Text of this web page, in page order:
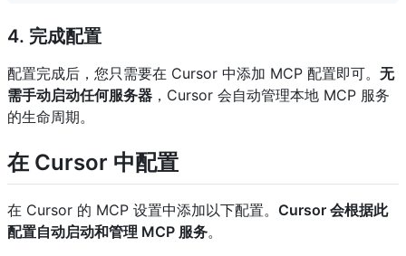
4. 完成配置
配置完成后，您只需要在 Cursor 中添加 MCP 配置即可。 无
需手动启动任何服务器 ，Cursor 会自动管理本地 MCP 服务
的生命周期。
在 Cursor 中配置
在 Cursor 的 MCP 设置中添加以下配置。 Cursor 会根据此
配置自动启动和管理 MCP 服务。